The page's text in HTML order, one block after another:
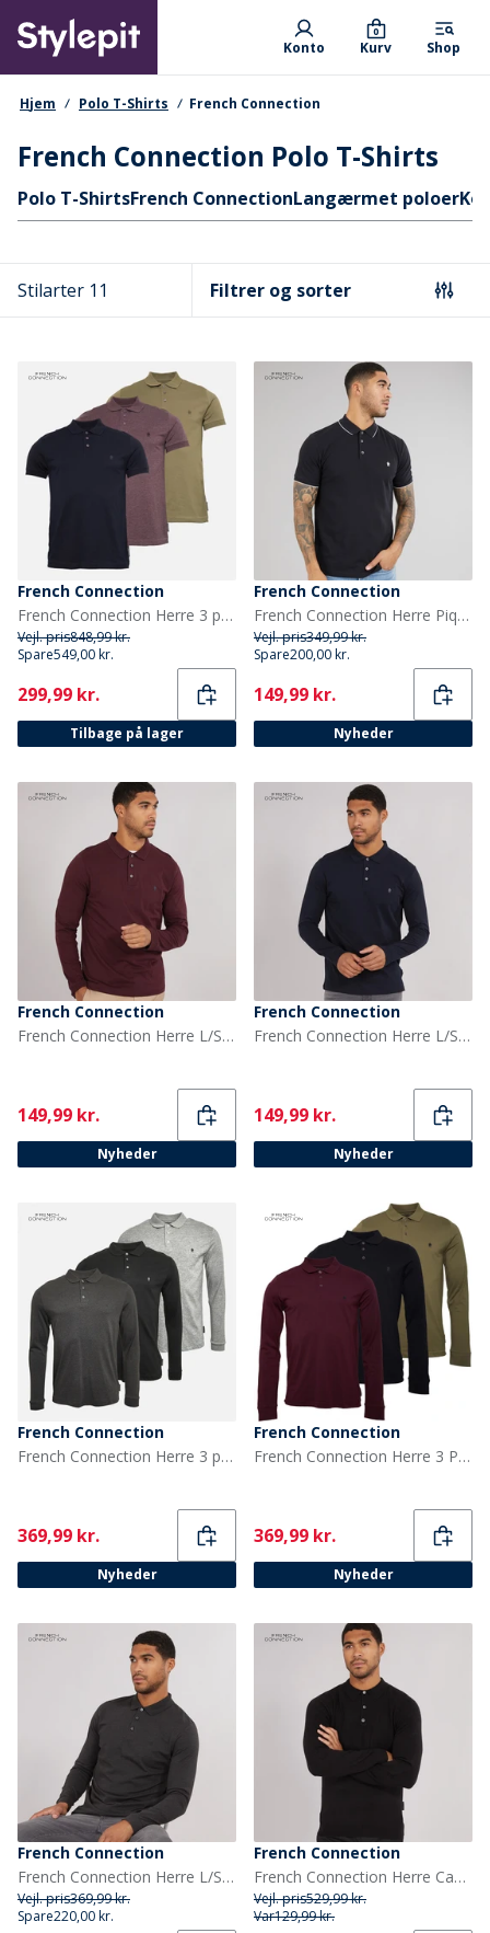
main
content
Primary departments
Konto Kurv
0
Shop
navigationssti
Hjem Polo T-Shirts French Connection
French Connection Polo T-Shirts
Hurtige links
Polo T-ShirtsFrench ConnectionLangærmet poloer
Stilarter 11 Filtrer og sorter
French Connection
French Connection Herre 3 pak jersey polo skjorter Multi 6 - Marine/Chateaux Melange/Khaki
Vejl. pris848,99 kr.
Spare549,00 kr.
Current
299,99 kr.
Tilbage på lager
French Connection
French Connection Herre Pique Polo Skjorte Marine/Hvid
Vejl. pris349,99 kr.
Spare200,00 kr.
Current
149,99 kr.
Nyheder
French Connection
French Connection Herre L/S J Polo Skjorte Chateaux/Marine
Current
149,99 kr.
Nyheder
French Connection
French Connection Herre L/S J Polo Skjorte Marine/Gunmetal
Current
149,99 kr.
Nyheder
French Connection
French Connection Herre 3 pak langærmede polo skjorter Multi 1 - Black/Charcoalmel/Lgm
Current
369,99 kr.
Nyheder
French Connection
French Connection Herre 3 Pak Langærmede Polo T-shirts Multi 2 - Marine/Khaki/Chateaux
Current
369,99 kr.
Nyheder
French Connection
French Connection Herre L/S J Polo Skjorte Charcoal Mel/Sort
Vejl. pris369,99 kr.
Spare220,00 kr.
French Connection
French Connection Herre Cash L/S Polo Shirt Sort
Vejl. pris529,99 kr.
Var129,99 kr.